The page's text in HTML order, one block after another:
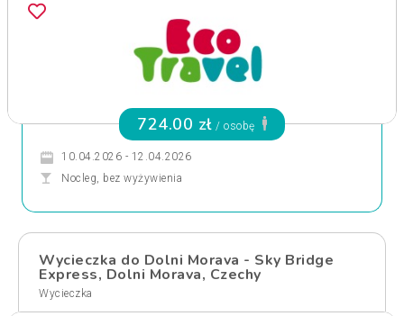
724.00 zł / osobę
10.04.2026 - 12.04.2026
Nocleg, bez wyżywienia
Wycieczka do Dolni Morava - Sky Bridge
Express, Dolni Morava, Czechy
Wycieczka